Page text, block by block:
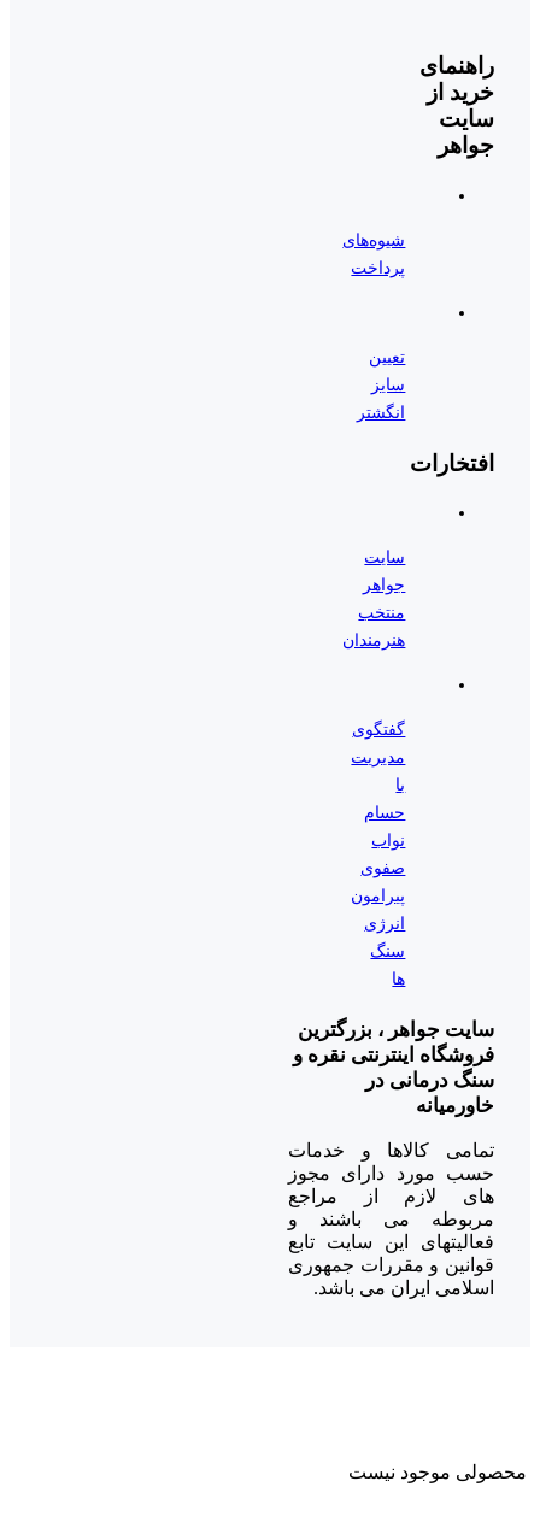
راهنمای
خرید از
سایت
جواهر
شیوه‌های
پرداخت
تعیین
سایز
انگشتر
افتخارات
سایت
جواهر
منتخب
هنرمندان
گفتگوی
مدیریت
با
حسام
نواب
صفوی
پیرامون
انرژی
سنگ
ها
سایت جواهر ، بزرگترین
فروشگاه اینترنتی نقره و
سنگ درمانی در
خاورمیانه
تمامی کالاها و خدمات
حسب مورد دارای مجوز
های لازم از مراجع
مربوطه می باشند و
فعالیتهای این سایت تابع
قوانین و مقررات جمهوری
اسلامی ایران می باشد.
محصولی موجود نیست